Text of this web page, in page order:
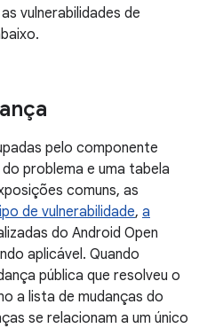
vulnerabilidades de
pelo componente
problema e uma tabela
comuns, as
de vulnerabilidade, a
do Android Open
aplicável. Quando
pública que resolveu o
a lista de mudanças do
se relacionam a um único